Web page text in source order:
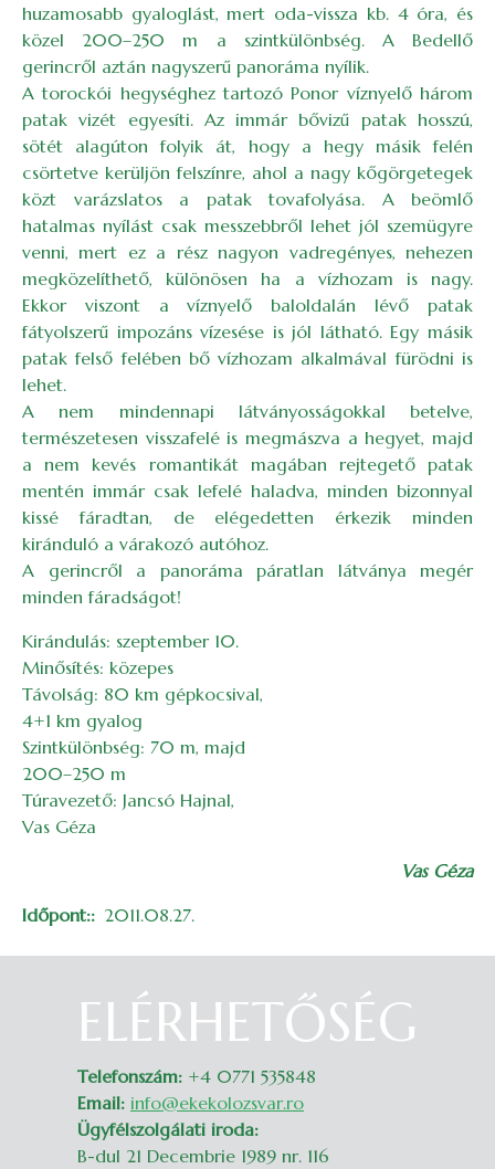
huzamosabb gyaloglást, mert oda-vissza kb. 4 óra, és
közel 200–250 m a szintkülönbség. A Bedellő
gerincről aztán nagyszerű panoráma nyílik.
A torockói hegységhez tartozó Ponor víznyelő három
patak vizét egyesíti. Az immár bővizű patak hosszú,
sötét alagúton folyik át, hogy a hegy másik felén
csörtetve kerüljön felszínre, ahol a nagy kőgörgetegek
közt varázslatos a patak tovafolyása. A beömlő
hatalmas nyílást csak messzebbről lehet jól szemügyre
venni, mert ez a rész nagyon vadregényes, nehezen
megközelíthető, különösen ha a vízhozam is nagy.
Ekkor viszont a víznyelő baloldalán lévő patak
fátyolszerű impozáns vízesése is jól látható. Egy másik
patak felső felében bő vízhozam alkalmával fürödni is
lehet.
A nem mindennapi látványosságokkal betelve,
természetesen visszafelé is megmászva a hegyet, majd
a nem kevés romantikát magában rejtegető patak
mentén immár csak lefelé haladva, minden bizonnyal
kissé fáradtan, de elégedetten érkezik minden
kiránduló a várakozó autóhoz.
A gerincről a panoráma páratlan látványa megér
minden fáradságot!
Kirándulás: szeptember 10.
Minősítés: közepes
Távolság: 80 km gépkocsival,
4+1 km gyalog
Szintkülönbség: 70 m, majd
200–250 m
Túravezető: Jancsó Hajnal,
Vas Géza
Vas Géza
Időpont:
2011.08.27.
ELÉRHETŐSÉG
Telefonszám: +4 0771 535848
Email: info@ekekolozsvar.ro
Ügyfélszolgálati iroda:
B-dul 21 Decembrie 1989 nr. 116